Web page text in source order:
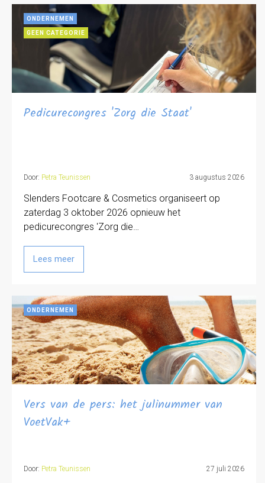
ONDERNEMEN
GEEN CATEGORIE
Pedicurecongres 'Zorg die Staat'
Door: Petra Teunissen 3 augustus 2026
Slenders Footcare & Cosmetics organiseert op
zaterdag 3 oktober 2026 opnieuw het
pedicurecongres 'Zorg die…
Lees meer
ONDERNEMEN
Vers van de pers: het julinummer van
VoetVak+
Door: Petra Teunissen 27 juli 2026